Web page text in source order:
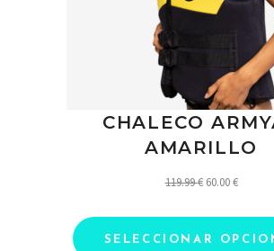
CHALECO
AMARILLO
119.99€ El
60.00€El
SELECCIONAR